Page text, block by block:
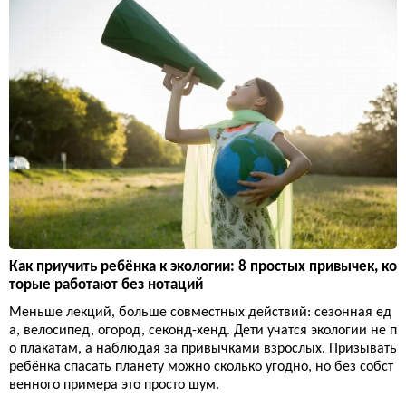
Как приучить ребёнка к экологии: 8 простых привычек, ко
торые работают без нотаций
Меньше лекций, больше совместных действий: сезонная ед
а, велосипед, огород, секонд-хенд. Дети учатся экологии не п
о плакатам, а наблюдая за привычками взрослых. Призывать
ребёнка спасать планету можно сколько угодно, но без собст
венного примера это просто шум.